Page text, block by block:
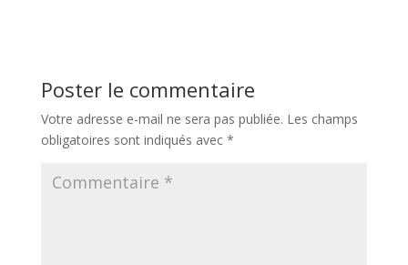
Poster le commentaire
Votre adresse e-mail ne sera pas publiée. Les champs
obligatoires sont indiqués avec *